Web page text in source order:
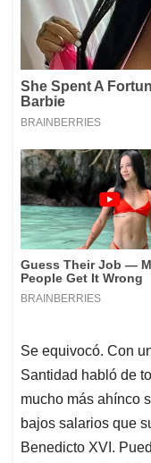
Se equivocó. Con
Santidad habló de
mucho más ahínco
bajos salarios que
Benedicto XVI.